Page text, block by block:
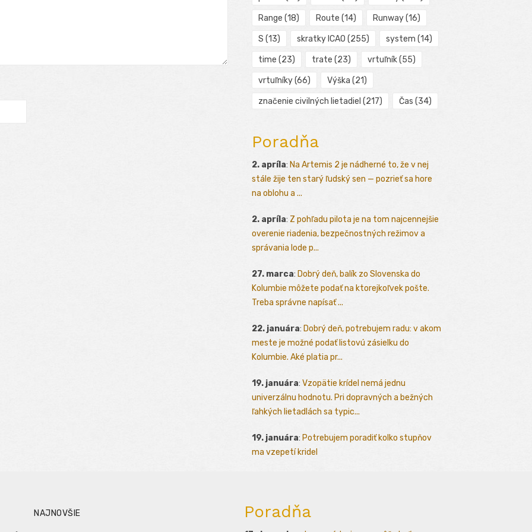
Range (18) Route (14) Runway(16)
S (13) skratky ICAO (255) system (14)
time (23) trate (23) vrtuľník(55)
vrtuľníky(66) Výška (21)
značenie civilných lietadiel (217) Čas (34)
Poradňa
2. apríla: Na Artemis 2 je nádherné to, že v nej
stále žije ten starý ľudský sen — pozrieť sa hore
na oblohu a ...
2. apríla: Z pohľadu pilota je na tom najcennejšie
overenie riadenia, bezpečnostných režimov a
správania lode p...
27. marca: Dobrý deň, balík zo Slovenska do
Kolumbie môžete podať na ktorejkoľvek pošte.
Treba správne napísať ...
22. januára: Dobrý deň, potrebujem radu: v akom
meste je možné podať listovú zásielku do
Kolumbie. Aké platia pr...
19. januára: Vzopätie krídel nemá jednu
univerzálnu hodnotu. Pri dopravných a bežných
ľahkých lietadlách sa typic...
19. januára: Potrebujem poradiť kolko stupňov
ma vzepetí kridel
NAJNOVŠIE Poradňa